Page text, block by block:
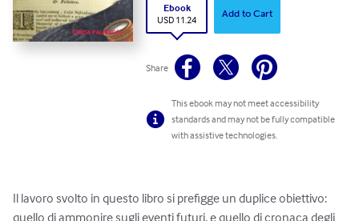
Ebook
USD 11.24
Add to Cart
Share
This ebook may not meet accessibility
standards and may not be fully compatible
with assistive technologies.
Il lavoro svolto in questo libro si prefigge un duplice obiettivo:
quello di ammonire sugli eventi futuri, e quello di cronaca degli